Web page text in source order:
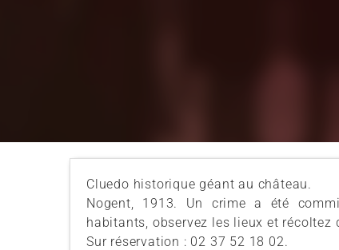
Cluedo historique géant au château.
Nogent, 1913. Un crime a été
habitants, observez les lieux et récoltez
Sur réservation : 02 37 52 18 02.